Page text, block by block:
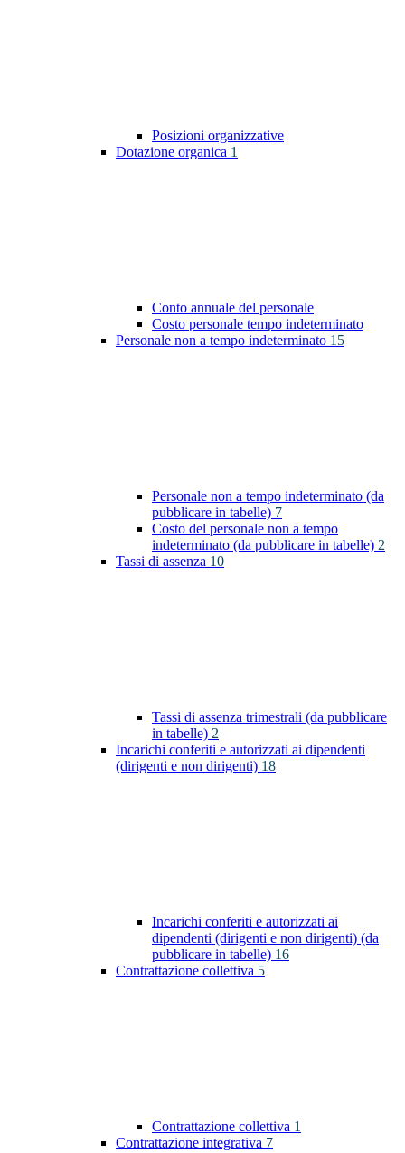
Posizioni organizzative
Dotazione organica 1
Conto annuale del personale
Costo personale tempo indeterminato
Personale non a tempo indeterminato 15
Personale non a tempo indeterminato (da
pubblicare in tabelle) 7
Costo del personale non a tempo
indeterminato (da pubblicare in tabelle) 2
Tassi di assenza 10
Tassi di assenza trimestrali (da pubblicare
in tabelle) 2
Incarichi conferiti e autorizzati ai dipendenti
(dirigenti e non dirigenti) 18
Incarichi conferiti e autorizzati ai
dipendenti (dirigenti e non dirigenti) (da
pubblicare in tabelle) 16
Contrattazione collettiva 5
Contrattazione collettiva 1
Contrattazione integrativa 7